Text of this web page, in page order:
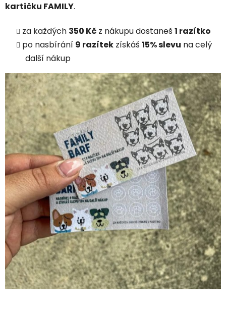
kartičku FAMILY.
za každých 350 Kč z nákupu dostaneš 1 razítko
po nasbírání 9 razítek získáš 15% slevu na celý
další nákup